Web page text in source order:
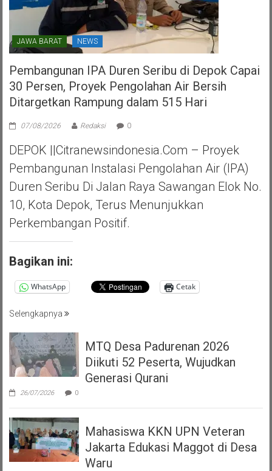
JAWA BARAT NEWS
Pembangunan IPA Duren Seribu di Depok Capai
30 Persen, Proyek Pengolahan Air Bersih
Ditargetkan Rampung dalam 515 Hari
07/08/2026 Redaksi 0
DEPOK ||Citranewsindonesia.com – Proyek
Pembangunan Instalasi Pengolahan Air (IPA)
Duren Seribu Di Jalan Raya Sawangan Elok No.
10, Kota Depok, Terus Menunjukkan
Perkembangan Positif.
Bagikan ini:
WhatsApp Cetak
Selengkapnya
MTQ Desa Padurenan 2026
Diikuti 52 Peserta, Wujudkan
Generasi Qurani
26/07/2026 0
Mahasiswa KKN UPN Veteran
Jakarta Edukasi Maggot di Desa
Waru